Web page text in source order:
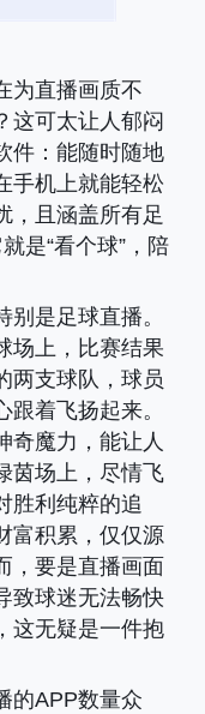
为直播画质不
这可太让人郁闷
件：能随时随地
手机上就能轻松
，且涵盖所有足
是“看个球”，陪
是足球直播。
场上，比赛结果
两支球队，球员
着飞扬起来。
奇魔力，能让人
茵场上，尽情飞
胜利纯粹的追
富积累，仅仅源
，要是直播画面
致球迷无法畅快
这无疑是一件抱
的APP数量众